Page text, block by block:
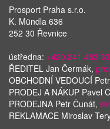
Prosport Praha s.r.o.
K. Mündla 636
252 30 Řevnice
ústředna: +420 241 483
ŘEDITEL Jan Čermák,
OBCHODNÍ VEDOUCÍ
PRODEJ A NÁKUP Pavel
PRODEJNA Petr Čunát,
REKLAMACE Miroslav